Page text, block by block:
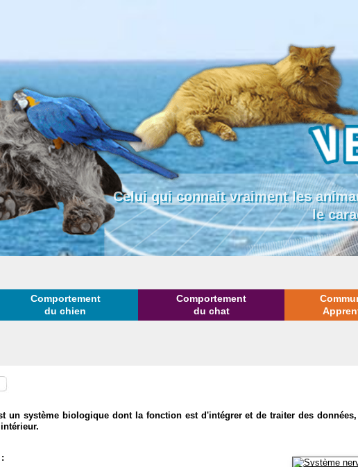
Celui qui connait vraiment les
le
Comportement
du chien
Comportement
du chat
un système biologique dont la fonction est d'intégrer et de traiter des